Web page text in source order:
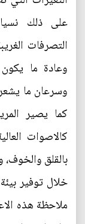
على ذلك
‫التصرفات
‫وعادة ما
وسرعان ما
كما يصير
كالاصوات
‫بالقلق
خلال توفير
ملاحظة هذه